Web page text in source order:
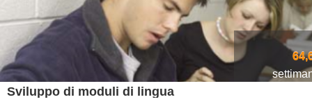
Sviluppo di moduli di lingua